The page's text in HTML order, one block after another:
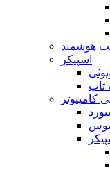
هوشمند
اسپیکر
تاپ
کامپیوتر